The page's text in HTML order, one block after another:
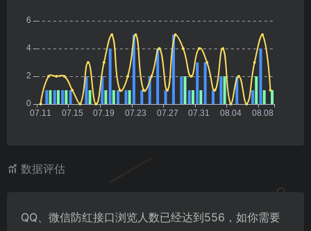
数据评估
QQ、微信防红接口浏览人数已经达到556，如你需要